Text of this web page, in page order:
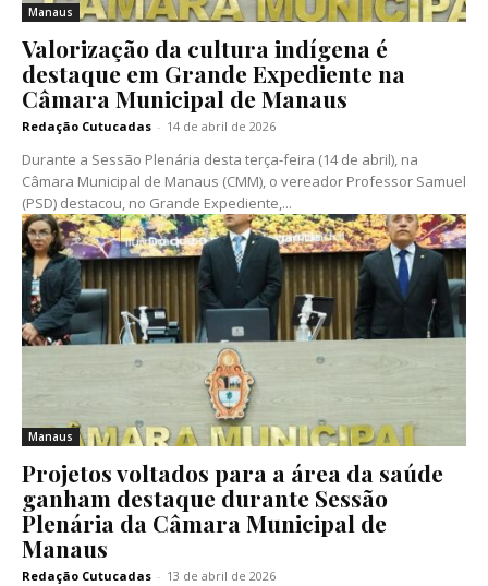
Manaus
Valorização da cultura indígena é
destaque em Grande Expediente na
Câmara Municipal de Manaus
Redação Cutucadas - 14 de abril de 2026
Durante a Sessão Plenária desta terça-feira (14 de abril), na
Câmara Municipal de Manaus (CMM), o vereador Professor Samuel
(PSD) destacou, no Grande Expediente,...
Manaus
Projetos voltados para a área da saúde
ganham destaque durante Sessão
Plenária da Câmara Municipal de
Manaus
Redação Cutucadas - 13 de abril de 2026